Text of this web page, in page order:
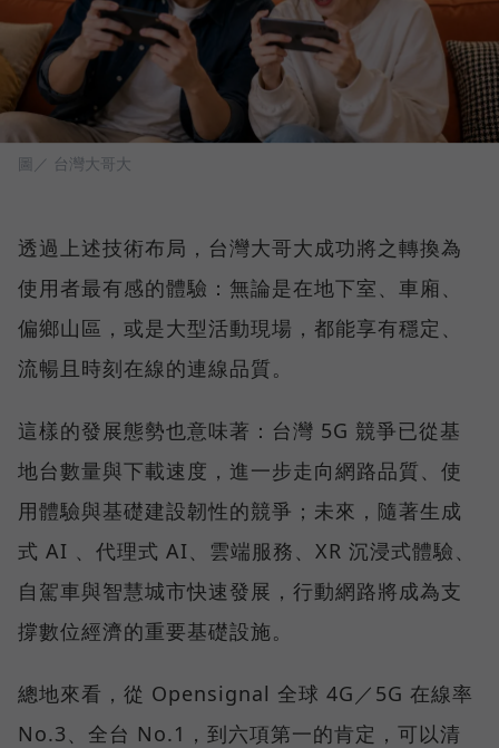
圖／ 台灣大哥大
透過上述技術布局，台灣大哥大成功將之轉換為
使用者最有感的體驗：無論是在地下室、車廂、
偏鄉山區，或是大型活動現場，都能享有穩定、
流暢且時刻在線的連線品質。
這樣的發展態勢也意味著：台灣 5G 競爭已從基
地台數量與下載速度，進一步走向網路品質、使
用體驗與基礎建設韌性的競爭；未來，隨著生成
式 AI 、代理式 AI、雲端服務、XR 沉浸式體驗、
自駕車與智慧城市快速發展，行動網路將成為支
撐數位經濟的重要基礎設施。
總地來看，從 Opensignal 全球 4G／5G 在線率
No.3、全台 No.1，到六項第一的肯定，可以清